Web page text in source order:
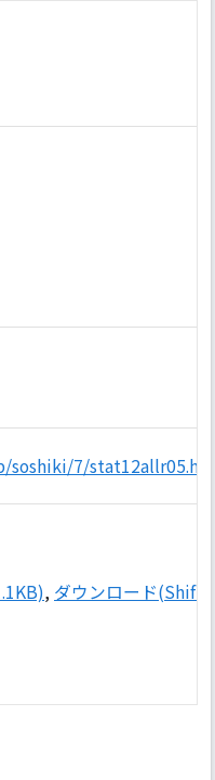
soshiki/7/
, ダウンロード(Shift-